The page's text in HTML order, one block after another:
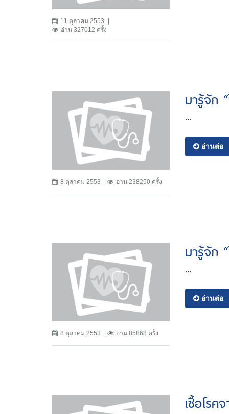
11 ตุลาคม 2553
อ่าน 327012 ครั้ง
8 ตุลาคม 2553 อ่าน 238250 ครั้ง
มารู้จัก
...
อ่านต่อ
8 ตุลาคม 2553 อ่าน 85868 ครั้ง
มารู้จัก
...
อ่านต่อ
เชื้อโรค